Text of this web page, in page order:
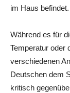
im Haus befindet.
Während es für
Temperatur oder
verschiedenen
Deutschen dem
kritisch